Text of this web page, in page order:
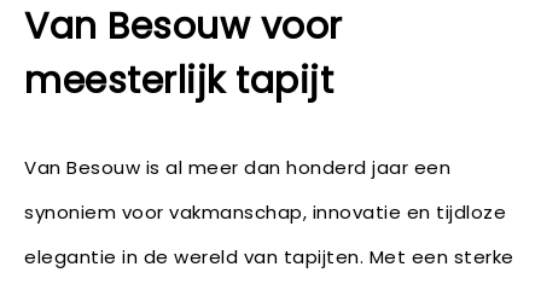
Van Besouw voor
meesterlijk tapijt
Van Besouw is al meer dan honderd jaar een
synoniem voor vakmanschap, innovatie en tijdloze
elegantie in de wereld van tapijten. Met een sterke